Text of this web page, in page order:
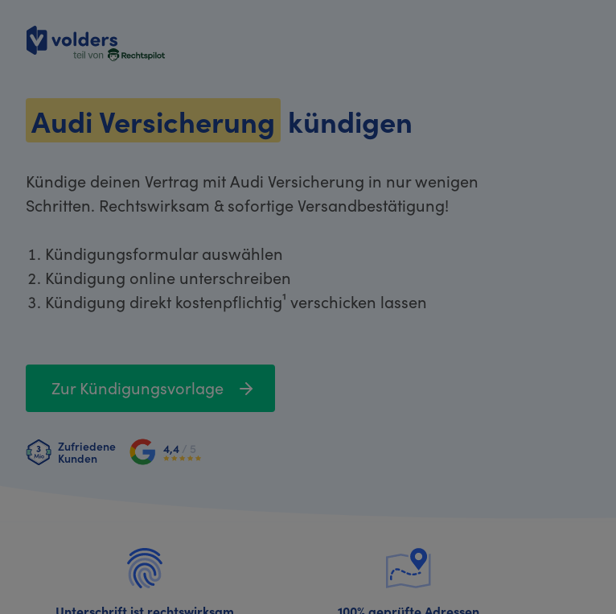
Audi Versicherung kündigen
Kündige deinen Vertrag mit Audi Versicherung in nur wenigen
Schritten. Rechtswirksam & sofortige Versandbestätigung!
Kündigungsformular auswählen
Kündigung online unterschreiben
Kündigung direkt kostenpflichtig¹ verschicken lassen
Zur Kündigungsvorlage
Zufriedene
Kunden
4,4 / 5